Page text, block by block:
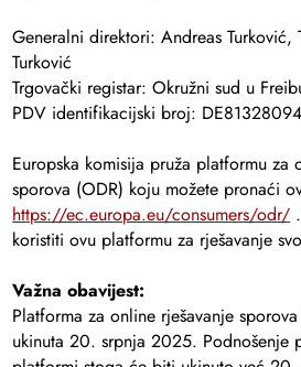
Generalni direktori: Andreas Turković,
Turković
Trgovački registar: Okružni sud u
PDV identifikacijski broj:
Europska komisija pruža platformu za
sporova (ODR) koju možete pronaći
https://ec.europa.eu/consumers/odr/
koristiti ovu platformu za rješavanje
Važna obavijest:
Platforma za online rješavanje
ukinuta 20. srpnja 2025. Podnošenje